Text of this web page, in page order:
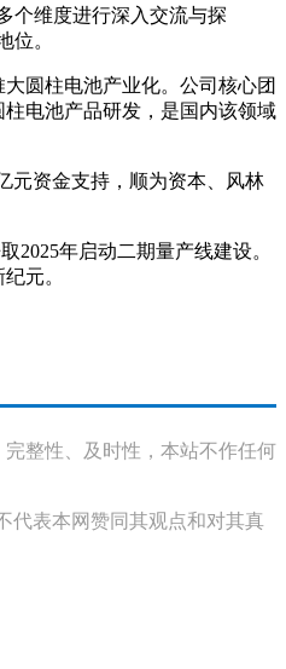
个维度进行深入交流与探
位。
圆柱电池产业化。公司核心团
电池产品研发，是国内该领域
元资金支持，顺为资本、风林
年启动二期量产线建设。
元。
整性、及时性，本站不作任何
代表本网赞同其观点和对其真